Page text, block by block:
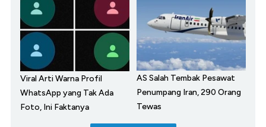
Viral Arti Warna Profil
WhatsApp yang Tak Ada
Foto, Ini Faktanya
AS Salah Tembak Pesawat
Penumpang Iran, 290 Orang
Tewas